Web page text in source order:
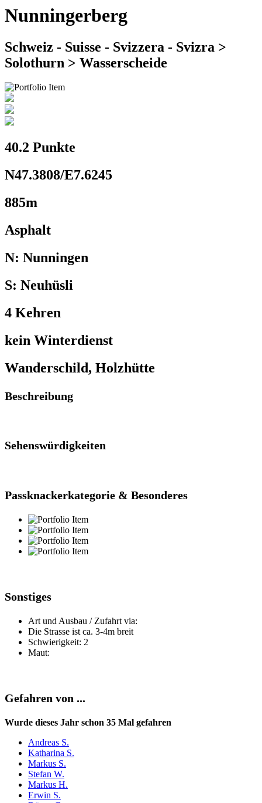
Nunningerberg
Schweiz - Suisse - Svizzera - Svizra >
Solothurn > Wasserscheide
40.2 Punkte
N47.3808/E7.6245
885m
Asphalt
N: Nunningen
S: Neuhüsli
4 Kehren
kein Winterdienst
Wanderschild, Holzhütte
Beschreibung
Sehenswürdigkeiten
Passknackerkategorie & Besonderes
Sonstiges
Art und Ausbau / Zufahrt via:
Die Strasse ist ca. 3-4m breit
Schwierigkeit: 2
Maut:
Gefahren von ...
Wurde dieses Jahr schon 35 Mal gefahren
Andreas S.
Katharina S.
Markus S.
Stefan W.
Markus H.
Erwin S.